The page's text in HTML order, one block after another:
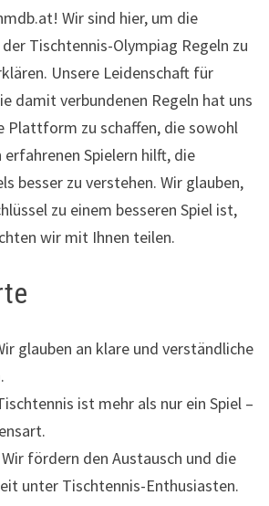
Wir sind hier, um die
Tischtennis-Olympiag Regeln zu
Unsere Leidenschaft für
damit verbundenen Regeln hat uns
Plattform zu schaffen, die sowohl
Spielern hilft, die
besser zu verstehen. Wir glauben,
zu einem besseren Spiel ist,
wir mit Ihnen teilen.
glauben an klare und verständliche
ist mehr als nur ein Spiel –
fördern den Austausch und die
unter Tischtennis-Enthusiasten.